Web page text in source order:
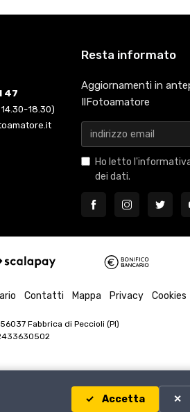
47
18.30)
Resta informato
Aggiornamenti in
IlFotoamatore
Ho letto
dei dati.
Contatti Mappa Privacy Cookies
Fabbrica di Peccioli (PI)
Accetta